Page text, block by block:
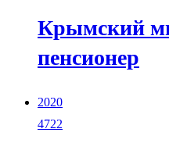
Крымский
пенсионер
2020
4722